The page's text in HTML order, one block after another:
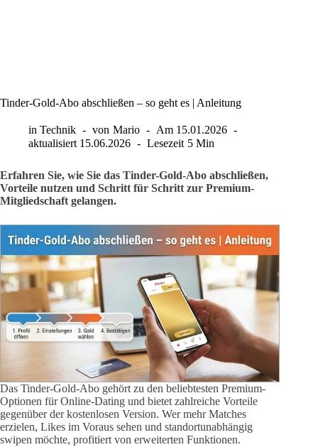
Tinder-Gold-Abo abschließen – so geht es | Anleitung
in Technik von Mario Am 15.01.2026
aktualisiert 15.06.2026 Lesezeit 5 Min
Erfahren Sie, wie Sie das Tinder-Gold-Abo abschließen,
Vorteile nutzen und Schritt für Schritt zur Premium-
Mitgliedschaft gelangen.
Das Tinder-Gold-Abo gehört zu den beliebtesten Premium-
Optionen für Online-Dating und bietet zahlreiche Vorteile
gegenüber der kostenlosen Version. Wer mehr Matches
erzielen, Likes im Voraus sehen und standortunabhängig
swipen möchte, profitiert von erweiterten Funktionen.